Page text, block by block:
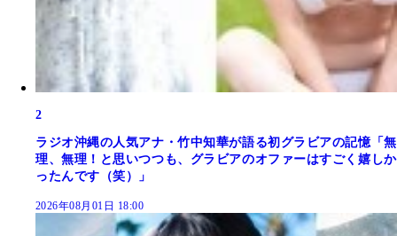
2
ラジオ沖縄の人気アナ・竹中知華が語る初グラビアの記憶「無
理、無理！と思いつつも、グラビアのオファーはすごく嬉しか
ったんです（笑）」
2026年08月01日 18:00